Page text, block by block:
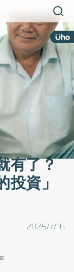
有了？
資」
2025/7/16